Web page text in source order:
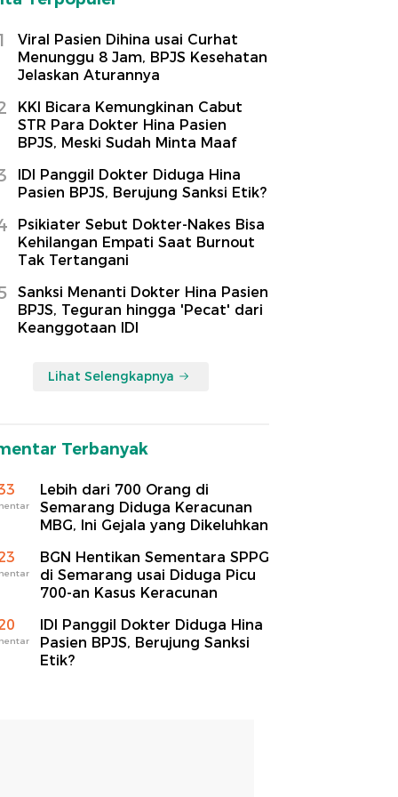
Viral Pasien Dihina usai Curhat
Menunggu 8 Jam, BPJS Kesehatan
Jelaskan Aturannya
KKI Bicara Kemungkinan Cabut
STR Para Dokter Hina Pasien
BPJS, Meski Sudah Minta Maaf
IDI Panggil Dokter Diduga Hina
Pasien BPJS, Berujung Sanksi Etik?
Psikiater Sebut Dokter-Nakes Bisa
Kehilangan Empati Saat Burnout
Tak Tertangani
Sanksi Menanti Dokter Hina Pasien
BPJS, Teguran hingga 'Pecat' dari
Keanggotaan IDI
Lihat Selengkapnya
Terbanyak
Lebih dari 700 Orang di
Semarang Diduga Keracunan
MBG, Ini Gejala yang Dikeluhkan
BGN Hentikan Sementara SPPG
di Semarang usai Diduga Picu
700-an Kasus Keracunan
IDI Panggil Dokter Diduga Hina
Pasien BPJS, Berujung Sanksi
Etik?